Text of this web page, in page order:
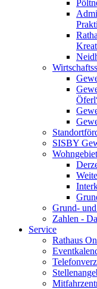
SISBY
Grund-
Zahlen -
Service
Rathaus